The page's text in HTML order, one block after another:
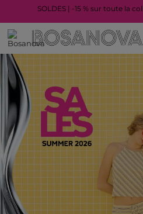
SOLDES | -15 % sur toute la